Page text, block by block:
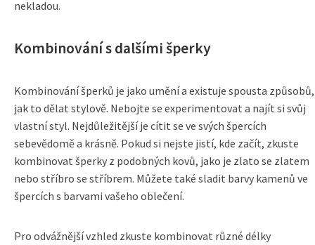
nekladou.
Kombinování s dalšími šperky
Kombinování šperků je jako umění a existuje spousta způsobů,
jak to dělat stylově. Nebojte se experimentovat a najít si svůj
vlastní styl. Nejdůležitější je cítit se ve svých špercích
sebevědomě a krásně. Pokud si nejste jistí, kde začít, zkuste
kombinovat šperky z podobných kovů, jako je zlato se zlatem
nebo stříbro se stříbrem. Můžete také sladit barvy kamenů ve
špercích s barvami vašeho oblečení.
Pro odvážnější vzhled zkuste kombinovat různé délky